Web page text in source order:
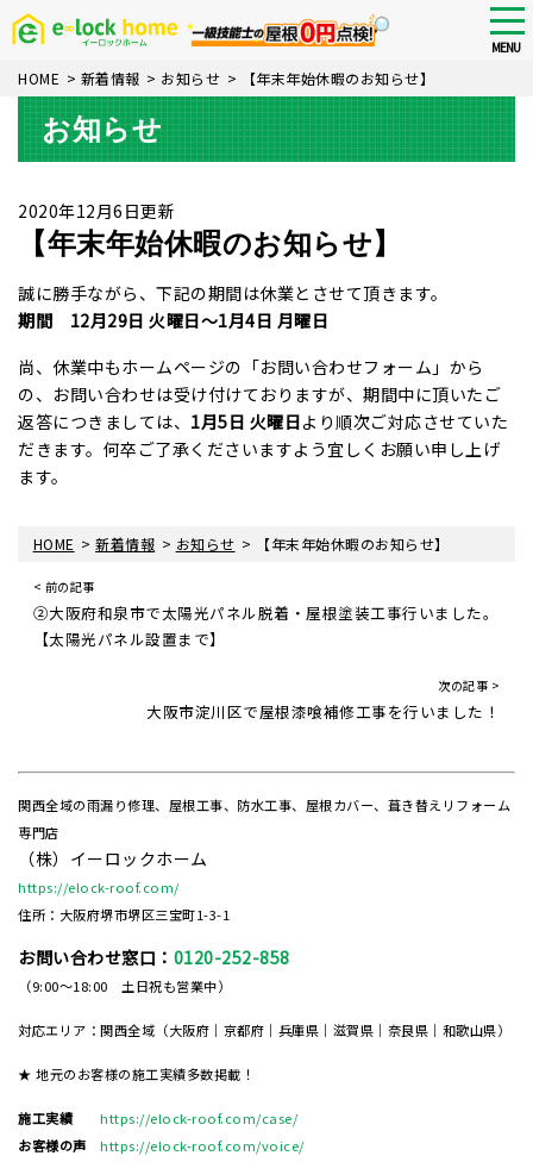
Skip
content
MENU
HOME > 新着情報 > お知らせ > 【年末年始休暇のお知らせ】
お知らせ
2020年12月6日更新
【年末年始休暇のお知らせ】
誠に勝手ながら、下記の期間は休業とさせて頂きます。
期間 12月29日 火曜日～1月4日 月曜日
尚、休業中もホームページの「お問い合わせフォーム」から
の、お問い合わせは受け付けておりますが、期間中に頂いたご
返答につきましては、 1月5日 火曜日より順次ご対応させていた
だきます。何卒ご了承くださいますよう宜しくお願い申し上げ
ます。
HOME >新着情報 > お知らせ > 【年末年始休暇のお知らせ】
< 前の記事
②大阪府和泉市で太陽光パネル脱着・屋根塗装工事行いました。
【太陽光パネル設置まで】
次の記事 >
大阪市淀川区で屋根漆喰補修工事を行いました！
関西全域の雨漏り修理、屋根工事、防水工事、屋根カバー、葺き替えリフォーム
専門店
（株）イーロックホーム
https://elock-roof.com/
住所：大阪府堺市堺区三宝町1-3-1
お問い合わせ窓口： 0120-252-858
（9:00～18:00 土日祝も営業中）
対応エリア：関西全域（大阪府｜京都府｜兵庫県｜滋賀県｜奈良県｜和歌山県）
★ 地元のお客様の施工実績多数掲載！
施工実績
https://elock-roof.com/case/
お客様の声
https://elock-roof.com/voice/